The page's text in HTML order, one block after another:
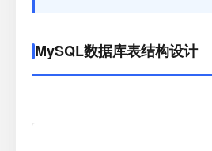
MySQL数据库表结构设计